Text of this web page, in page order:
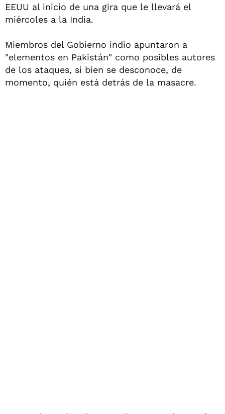
EEUU al inicio de una gira que le llevará el
miércoles a la India.
Miembros del Gobierno indio apuntaron a
"elementos en Pakistán" como posibles autores
de los ataques, si bien se desconoce, de
momento, quién está detrás de la masacre.